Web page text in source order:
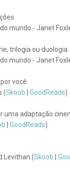
mundo - Janet
trilogia ou duologia
mundo - Janet
você
(Skoob GoodReads)
uma adaptação
GoodReads)
Levithan (Skoob